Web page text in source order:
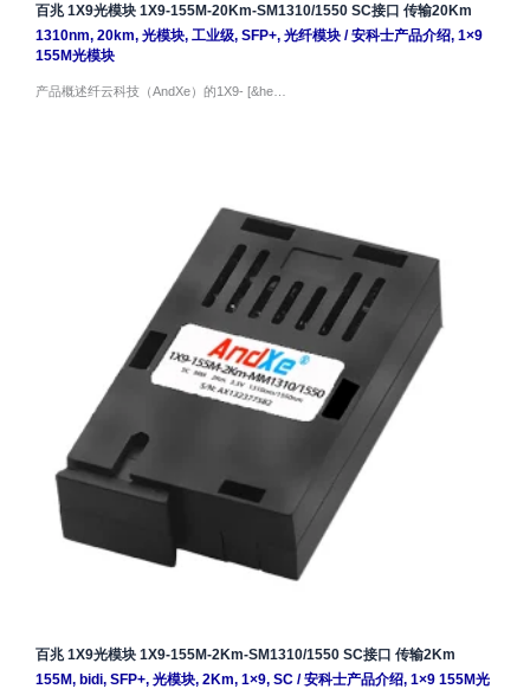
百兆 1X9光模块 1X9-155M-20Km-SM1310/1550 SC接口 传输20Km
1310nm, 20km, 光模块, 工业级, SFP+, 光纤模块/安科士产品介绍, 1×9
155M光模块
产品概述纤云科技（AndXe）的1X9- [&he…
百兆 1X9光模块 1X9-155M-2Km-SM1310/1550 SC接口 传输2Km
155M, bidi, SFP+, 光模块, 2Km, 1×9, SC/安科士产品介绍, 1×9 155M光